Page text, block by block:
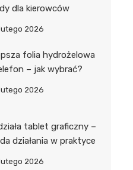
dla kierowców
2026
folia hydrożelowa
– jak wybrać?
2026
tablet graficzny –
działania w praktyce
2026